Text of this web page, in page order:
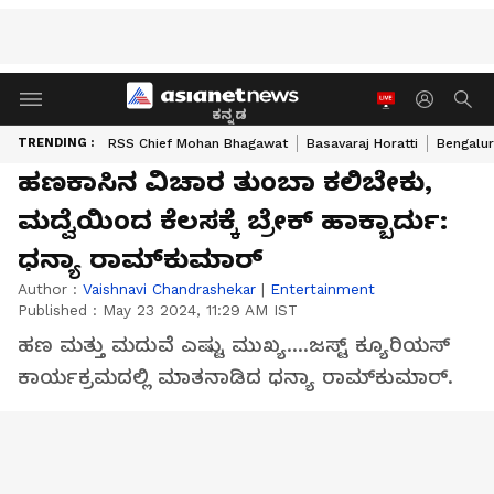
ಕನ್ನಡ
TRENDING : RSS Chief Mohan Bhagawat Basavaraj Horatti
ಹಣಕಾಸಿನ ವಿಚಾರ ತುಂಬಾ ಕಲಿಬೇಕು,
ಮದ್ವೆಯಿಂದ ಕೆಲಸಕ್ಕೆ ಬ್ರೇಕ್ ಹಾಕ್ಬಾರ್ದು:
ಧನ್ಯಾ ರಾಮ್‌ಕುಮಾರ್
Author : Vaishnavi Chandrashekar | Entertainment
Published : May 23 2024, 11:29 AM IST
ಹಣ ಮತ್ತು ಮದುವೆ ಎಷ್ಟು ಮುಖ್ಯ....ಜಸ್ಟ್‌ ಕ್ಯೂರಿಯಸ್
ಕಾರ್ಯಕ್ರಮದಲ್ಲಿ ಮಾತನಾಡಿದ ಧನ್ಯಾ ರಾಮ್‌ಕುಮಾರ್.